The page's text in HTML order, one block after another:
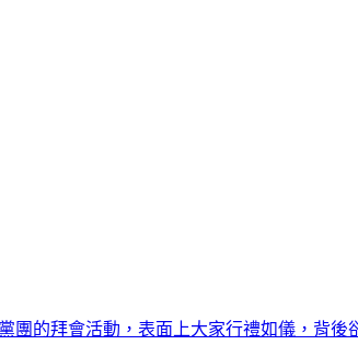
團的拜會活動，表面上大家行禮如儀，背